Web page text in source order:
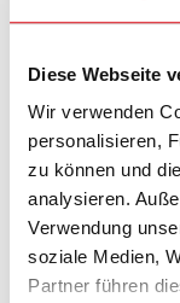
Diese Webseite
Wir verwenden
personalisieren,
zu können und
analysieren.
Verwendung
soziale Medien,
Partner führen